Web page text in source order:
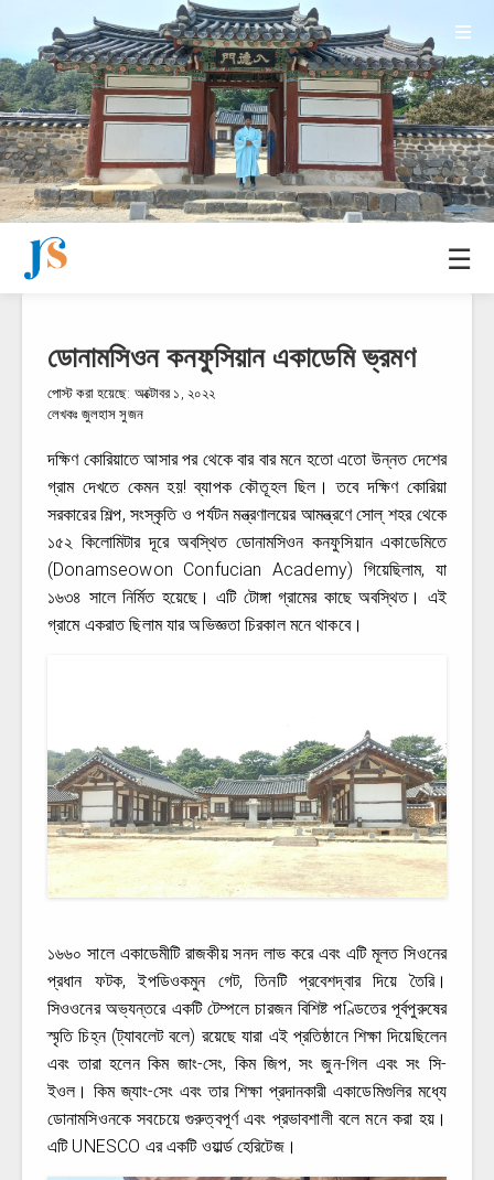
☰
ডোনামসিওন কনফুসিয়ান একাডেমি ভ্রমণ
পোস্ট করা হয়েছে: অক্টোবর ১, ২০২২
লেখকঃ জুলহাস সুজন
দক্ষিণ কোরিয়াতে আসার পর থেকে বার বার মনে হতো এতো উন্নত দেশের
গ্রাম দেখতে কেমন হয়! ব্যাপক কৌতূহল ছিল। তবে দক্ষিণ কোরিয়া
সরকারের শিল্প, সংস্কৃতি ও পর্যটন মন্ত্রণালয়ের আমন্ত্রণে সোল্ শহর থেকে
১৫২ কিলোমিটার দূরে অবস্থিত ডোনামসিওন কনফুসিয়ান একাডেমিতে
(Donamseowon Confucian Academy) গিয়েছিলাম, যা
১৬৩৪ সালে নির্মিত হয়েছে। এটি টোঙ্গা গ্রামের কাছে অবস্থিত। এই
গ্রামে একরাত ছিলাম যার অভিজ্ঞতা চিরকাল মনে থাকবে।
১৬৬০ সালে একাডেমীটি রাজকীয় সনদ লাভ করে এবং এটি মূলত সিওনের
প্রধান ফটক, ইপডিওকমুন গেট, তিনটি প্রবেশদ্বার দিয়ে তৈরি।
সিওওনের অভ্যন্তরে একটি টেম্পলে চারজন বিশিষ্ট পণ্ডিতের পূর্বপুরুষের
স্মৃতি চিহ্ন (ট্যাবলেট বলে) রয়েছে যারা এই প্রতিষ্ঠানে শিক্ষা দিয়েছিলেন
এবং তারা হলেন কিম জাং-সেং, কিম জিপ, সং জুন-গিল এবং সং সি-
ইওল। কিম জ্যাং-সেং এবং তার শিক্ষা প্রদানকারী একাডেমিগুলির মধ্যে
ডোনামসিওনকে সবচেয়ে গুরুত্বপূর্ণ এবং প্রভাবশালী বলে মনে করা হয়।
এটি UNESCO এর একটি ওয়ার্ল্ড হেরিটেজ।